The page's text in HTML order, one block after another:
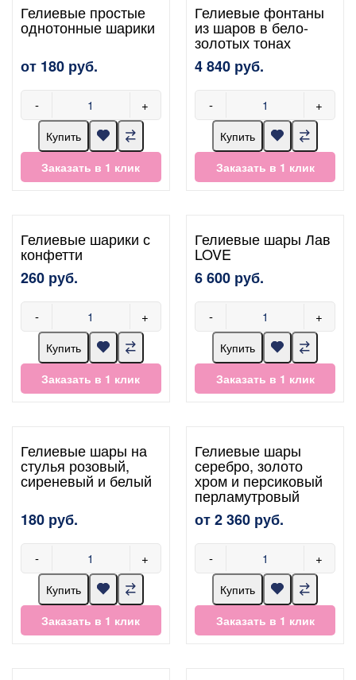
Гелиевые простые
однотонные шарики
от 180 руб.
- +
Купить
Заказать в 1 клик
Гелиевые фонтаны
из шаров в бело-
золотых тонах
4 840 руб.
- +
Купить
Заказать в 1 клик
Гелиевые шарики с
конфетти
260 руб.
- +
Купить
Заказать в 1 клик
Гелиевые шары Лав
LOVE
6 600 руб.
- +
Купить
Заказать в 1 клик
Гелиевые шары на
стулья розовый,
сиреневый и белый
180 руб.
- +
Купить
Заказать в 1 клик
Гелиевые шары
серебро, золото
хром и персиковый
перламутровый
от 2 360 руб.
- +
Купить
Заказать в 1 клик